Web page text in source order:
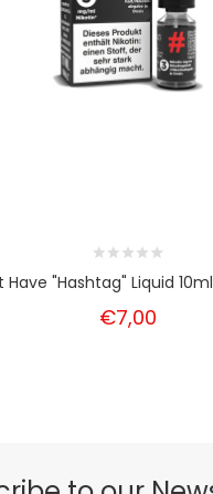
Have "Hashtag" Liquid
€7,00